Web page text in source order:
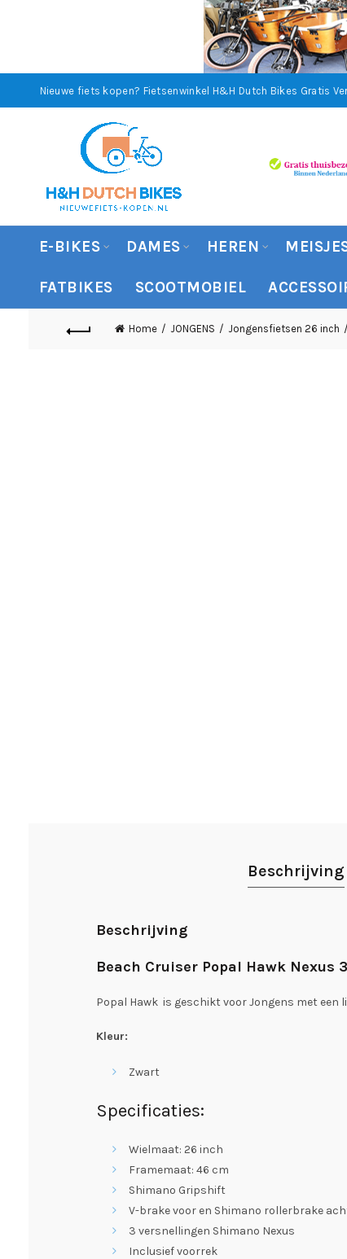
Nieuwe fiets kopen? Fietsenwinkel H&H Dutch Bikes Gratis
E-BIKES DAMES HEREN
FATBIKES SCOOTMOBIEL
Home JONGENS Jongensfietsen 26 inch
Beschrijving
Beschrijving
Beach Cruiser Popal Hawk Nexus
Popal Hawk is geschikt voor Jongens met een
Kleur:
Zwart
Specificaties:
Wielmaat: 26 inch
Framemaat: 46 cm
Shimano Gripshift
V-brake voor en Shimano rollerbrake
3 versnellingen Shimano Nexus
Inclusief voorrek